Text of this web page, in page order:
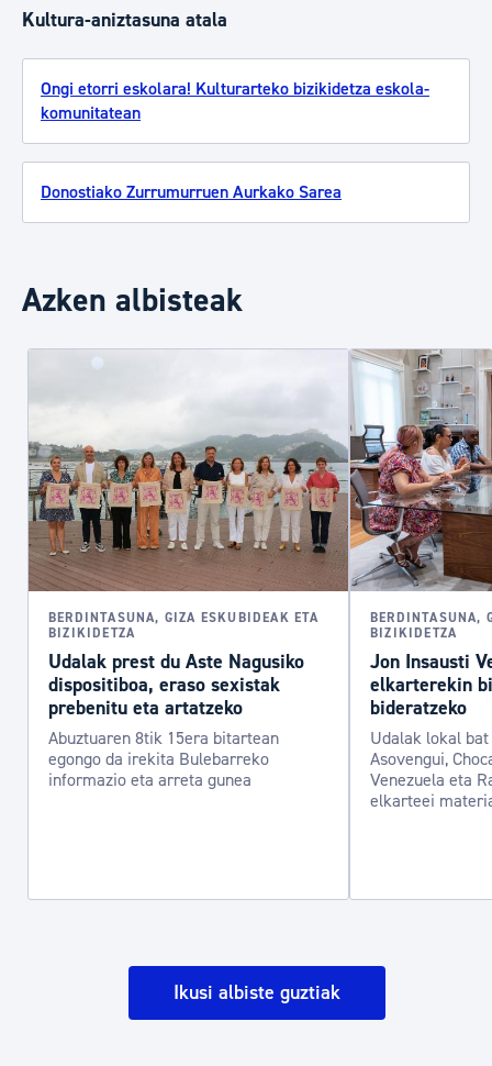
Kultura-aniztasuna atala
Ongi etorri eskolara! Kulturarteko bizikidetza eskola-
komunitatean
Donostiako Zurrumurruen Aurkako Sarea
Azken albisteak
BERDINTASUNA, GIZA ESKUBIDEAK ETA
BIZIKIDETZA
Udalak prest du Aste Nagusiko
dispositiboa, eraso sexistak
prebenitu eta artatzeko
Abuztuaren 8tik 15era bitartean
egongo da irekita Bulebarreko
informazio eta arreta gunea
BERDINTASUNA,
BIZIKIDETZA
Jon Insausti
elkarterekin
bideratzeko
Udalak lokal
Asovengui,
Venezuela eta
elkarteei
Ikusi albiste guztiak